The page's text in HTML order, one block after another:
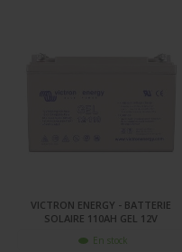
VICTRON ENERGY - BATTERIE
SOLAIRE 110AH GEL 12V
En stock